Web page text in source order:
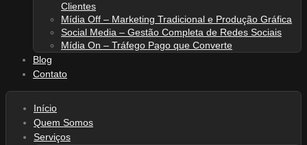
Clientes
Mídia Off – Marketing Tradicional e Produção Gráfica
Social Media – Gestão Completa de Redes Sociais
Mídia On – Tráfego Pago que Converte
Blog
Contato
Início
Quem Somos
Serviços